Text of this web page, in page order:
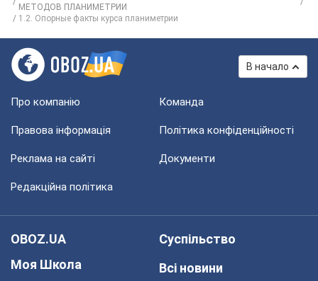
МЕТОДОВ ПЛАНИМЕТРИИ
1.2. Опорные факты курса планиметрии
В начало
Про компанію Команда
Правова інформація Політика конфіденційності
Реклама на сайті Документи
Редакційна політика
OBOZ.UA
Моя Школа
Суспільство
Всі новини